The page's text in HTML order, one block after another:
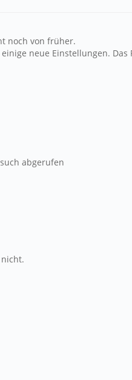
noch von früher.
neue Einstellungen.
abgerufen